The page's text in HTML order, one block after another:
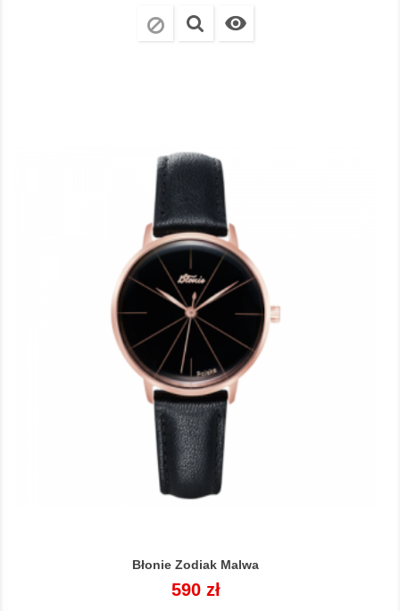

Błonie Zodiak Malwa
Cena
590 zł